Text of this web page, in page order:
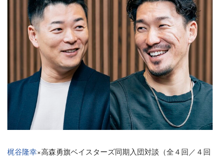
梶谷隆幸×高森勇旗ベイスターズ同期入団対談（全４回／４回